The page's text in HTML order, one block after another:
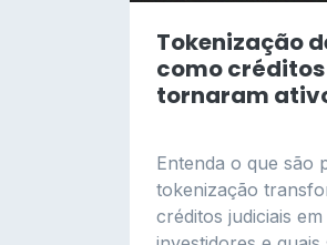
Tokenização
como
tornaram
Entenda o que são
tokenização
créditos judiciais